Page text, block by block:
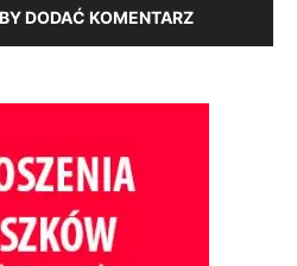
DODAĆ KOMENTARZ